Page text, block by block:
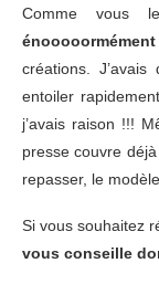
Comme vous
énooooormément
créations.
entoiler
j’avais raison !!!
presse couvre
repasser, le
Si vous souhaitez
vous conseille